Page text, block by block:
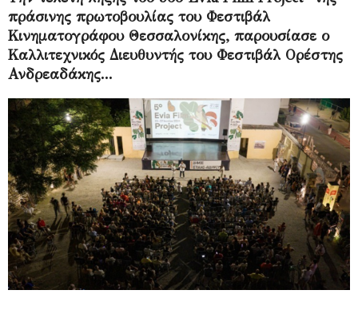
πράσινης πρωτοβουλίας του Φεστιβάλ
Κινηματογράφου Θεσσαλονίκης, παρουσίασε ο
Καλλιτεχνικός Διευθυντής του Φεστιβάλ Ορέστης
Ανδρεαδάκης...